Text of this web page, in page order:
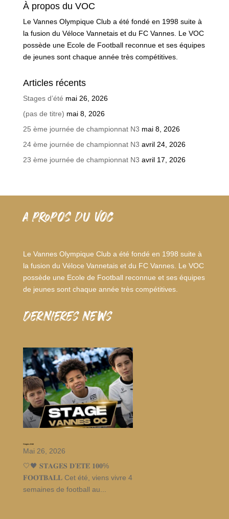
À propos du VOC
Le Vannes Olympique Club a été fondé en 1998 suite à
la fusion du Véloce Vannetais et du FC Vannes. Le VOC
possède une Ecole de Football reconnue et ses équipes
de jeunes sont chaque année très compétitives.
Articles récents
Stages d’été mai 26, 2026
(pas de titre) mai 8, 2026
25 ème journée de championnat N3 mai 8, 2026
24 ème journée de championnat N3 avril 24, 2026
23 ème journée de championnat N3 avril 17, 2026
A PROPOS DU VOC
Le Vannes Olympique Club a été fondé en 1998 suite à
la fusion du Véloce Vannetais et du FC Vannes. Le VOC
possède une Ecole de Football reconnue et ses équipes
de jeunes sont chaque année très compétitives.
dernieres news
Stages d’été
Mai 26, 2026
🤍🖤 𝐒𝐓𝐀𝐆𝐄𝐒 𝐃’𝐄́𝐓𝐄́ 𝟏𝟎𝟎%
𝐅𝐎𝐎𝐓𝐁𝐀𝐋𝐋 Cet été, viens vivre 4
semaines de football au...